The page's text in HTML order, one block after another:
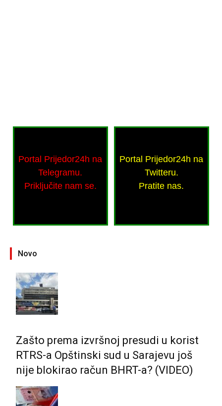
Portal Prijedor24h na
Telegramu.
Priključite nam se.
Portal Prijedor24h na
Twitteru.
Pratite nas.
Novo
Zašto prema izvršnoj presudi u korist
RTRS-a Opštinski sud u Sarajevu još
nije blokirao račun BHRT-a? (VIDEO)